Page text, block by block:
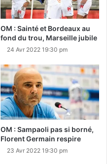
OM : Sainté et Bordeaux au
fond du trou, Marseille jubile
24 Avr 2022 19:30 pm
OM : Sampaoli pas si borné,
Florent Germain respire
23 Avr 2022 19:30 pm